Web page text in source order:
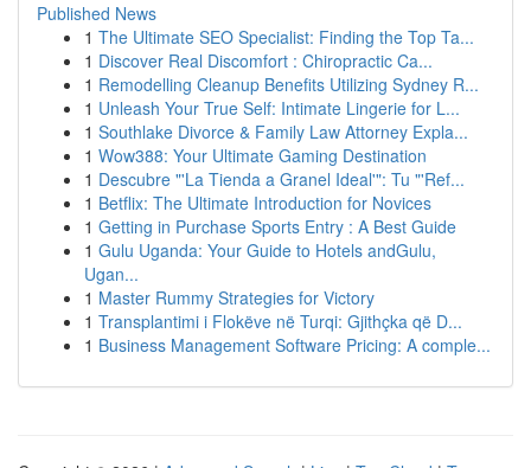
Published News
1 The Ultimate SEO Specialist: Finding the Top Ta...
1 Discover Real Discomfort : Chiropractic Ca...
1 Remodelling Cleanup Benefits Utilizing Sydney R...
1 Unleash Your True Self: Intimate Lingerie for L...
1 Southlake Divorce & Family Law Attorney Expla...
1 Wow388: Your Ultimate Gaming Destination
1 Descubre "'La Tienda a Granel Ideal'": Tu "'Ref...
1 Betflix: The Ultimate Introduction for Novices
1 Getting in Purchase Sports Entry : A Best Guide
1 Gulu Uganda: Your Guide to Hotels andGulu,
Ugan...
1 Master Rummy Strategies for Victory
1 Transplantimi i Flokëve në Turqi: Gjithçka që D...
1 Business Management Software Pricing: A comple...